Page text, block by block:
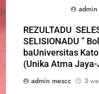
admin
REZULTADU
SELISIONADU ”
baUniversitas
(Unika Atma
admin mescc
3